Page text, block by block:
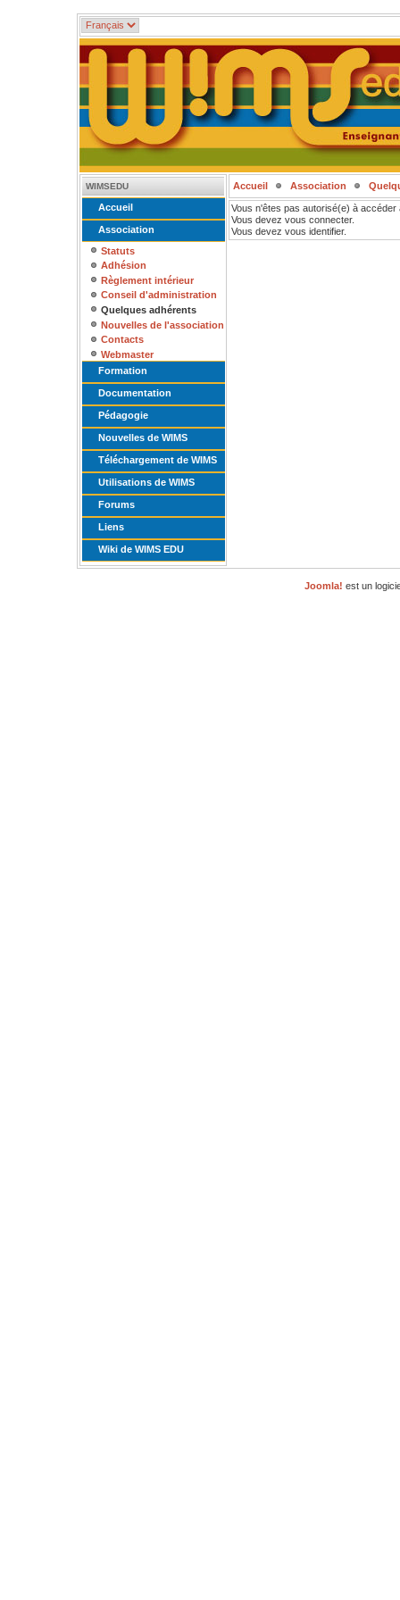
WIMSEDU
Accueil
Association
Statuts
Adhésion
Règlement intérieur
Conseil d'administration
Quelques adhérents
Nouvelles de l'association
Contacts
Webmaster
Formation
Documentation
Pédagogie
Nouvelles de WIMS
Téléchargement de WIMS
Utilisations de WIMS
Forums
Liens
Wiki de WIMS EDU
Accueil Association
Vous n'êtes pas autorisé(e) à
Vous devez vous connecter.
Vous devez vous identifier.
Joomla! est un